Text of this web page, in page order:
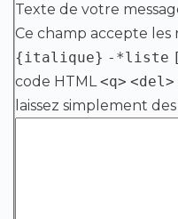
Texte de votre
Ce champ accepte les
{italique} -*liste
code HTML<q> <del>
laissez simplement